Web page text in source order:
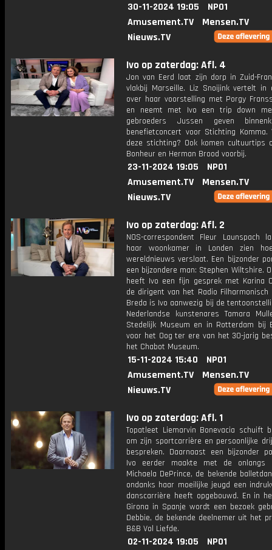
30-11-2024 19:05
NPO1
Amusement.TV
Mensen.TV
Nieuws.TV
Ivo op zaterdag: Afl. 4
Jon van Eerd laat zijn dorp in Zuid-
vlakbij Marseille. Liz Snoijink vertelt in
over haar voorstelling met Porgy
en neemt met Ivo een trip down
gebroeders Jussen geven
benefietconcert voor Stichting
deze stichting? Ook komen cultuurtips
Bonheur en Herman Brood voorbij.
23-11-2024 19:05
NPO1
Amusement.TV
Mensen.TV
Nieuws.TV
Ivo op zaterdag: Afl. 2
NOS-correspondent Fleur Launspach
haar woonkamer in Londen zien
wereldnieuws verslaat. Een bijzonder
een bijzondere man: Stephen Wiltshire.
heeft Ivo een fijn gesprek met Karina
de dirigent van het Radio Filharmonisch
Breda is Ivo aanwezig bij de
Nederlandse kunstenares Tamara
Stedelijk Museum en in Rotterdam bij
voor het Oog ter ere van het 30-jarig
het Chabot Museum.
15-11-2024 15:40
NPO1
Amusement.TV
Mensen.TV
Nieuws.TV
Ivo op zaterdag: Afl. 1
Topatleet Liemarvin Bonevacia schuift
om zijn sportcarrière en persoonlijke
bespreken. Daarnaast een bijzonder
Ivo eerder maakte met de onlangs
Michaela DePrince, de bekende
ondanks haar moeilijke jeugd een
danscarrière heeft opgebouwd. En in
Girona in Spanje wordt een bezoek
Debbie, de bekende deelnemer uit het
B&B Vol Liefde.
02-11-2024 19:05
NPO1